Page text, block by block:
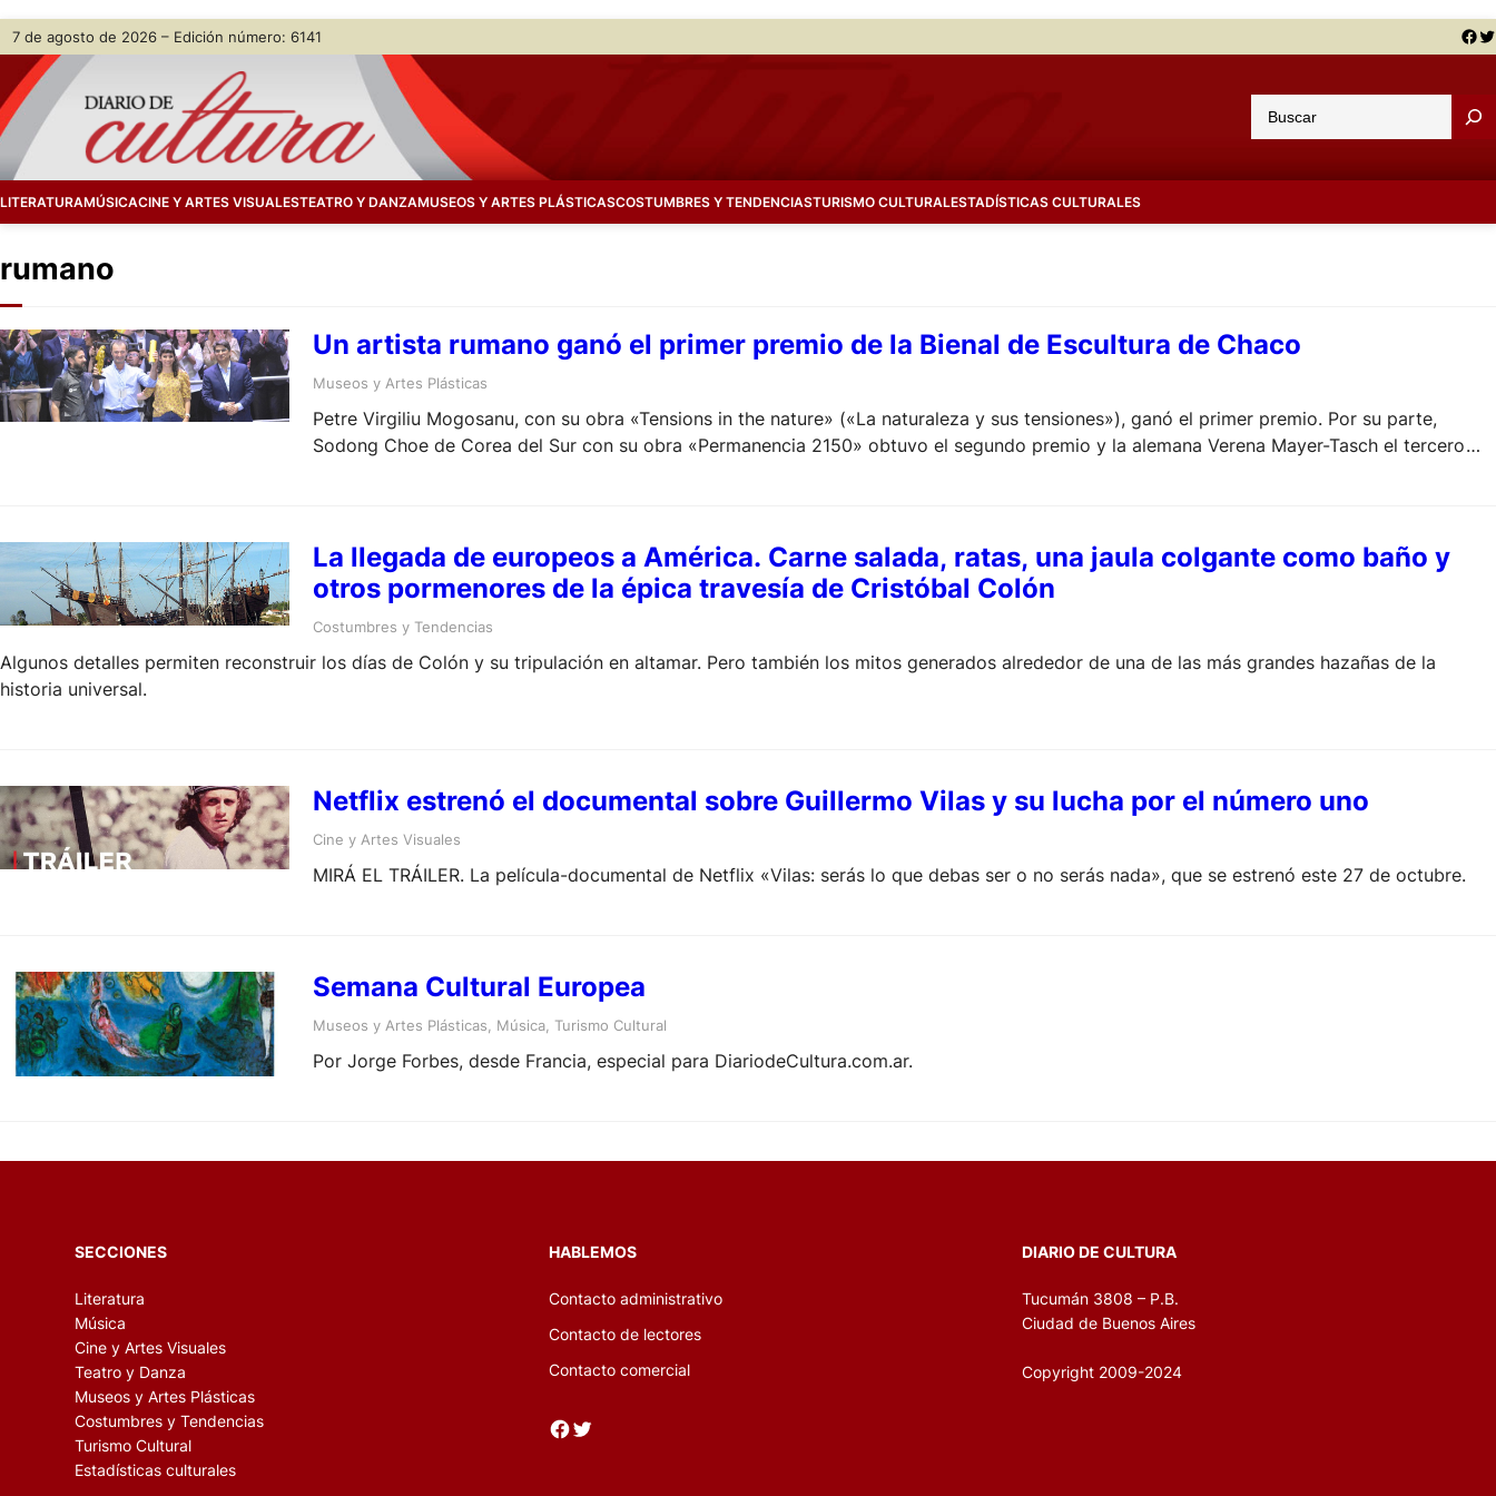
Skip
content
7 de agosto de 2026 – Edición número: 6141 Facebook Twitter
u
a
LITERATURAMÚSICACINE Y ARTES VISUALESTEATRO Y DANZAMUSEOS Y ARTES PLÁSTICASCOSTUMBRES Y TENDENCIASTURISMO CULTURALESTADÍSTICAS CULTURALES
rumano
Un artista rumano ganó el primer premio de la Bienal de Escultura de Chaco
Museos y Artes Plásticas
Petre Virgiliu Mogosanu, con su obra «Tensions in the nature» («La naturaleza y sus tensiones»), ganó el primer premio. Por su parte,
Sodong Choe de Corea del Sur con su obra «Permanencia 2150» obtuvo el segundo premio y la alemana Verena Mayer-Tasch el tercero
La llegada de europeos a América. Carne salada, ratas, una jaula colgante como baño y
otros pormenores de la épica travesía de Cristóbal Colón
Costumbres y Tendencias
Algunos detalles permiten reconstruir los días de Colón y su tripulación en altamar. Pero también los mitos generados alrededor de una de las más grandes hazañas de la
historia universal.
Netflix estrenó el documental sobre Guillermo Vilas y su lucha por el número uno
Cine y Artes Visuales
MIRÁ EL TRÁILER. La película-documental de Netflix «Vilas: serás lo que debas ser o no serás nada», que se estrenó este 27 de octubre.
Semana Cultural Europea
Museos y Artes Plásticas Música Turismo Cultural
Por Jorge Forbes, desde Francia, especial para DiariodeCultura.com.ar.
SECCIONES
Literatura
Música
Cine y Artes Visuales
Teatro y Danza
Museos y Artes Plásticas
Costumbres y Tendencias
Turismo Cultural
Estadísticas culturales
HABLEMOS
Contacto administrativo
Contacto de lectores
Contacto comercial
Facebook Twitter
DIARIO DE CULTURA
Tucumán 3808 – P.B.
Ciudad de Buenos Aires
Copyright 2009-2024